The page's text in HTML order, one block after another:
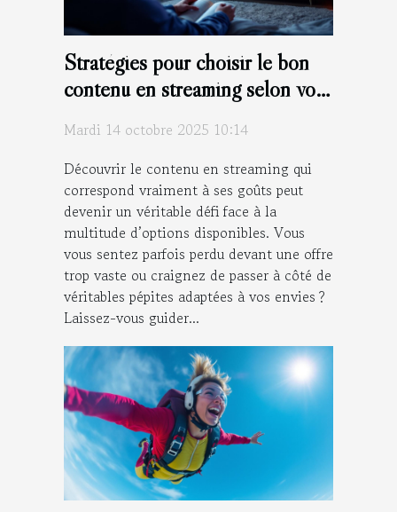
Stratégies pour choisir le bon
contenu en streaming selon vos
Mardi 14 octobre 2025 10:14
Découvrir le contenu en streaming qui
correspond vraiment à ses goûts peut
devenir un véritable défi face à la
multitude d’options disponibles. Vous
vous sentez parfois perdu devant une offre
trop vaste ou craignez de passer à côté de
véritables pépites adaptées à vos envies ?
Laissez-vous guider...